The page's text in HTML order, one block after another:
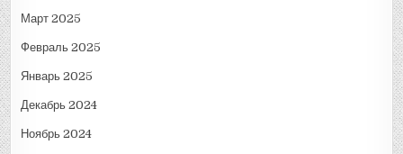
Март 2025
Февраль 2025
Январь 2025
Декабрь 2024
Ноябрь 2024